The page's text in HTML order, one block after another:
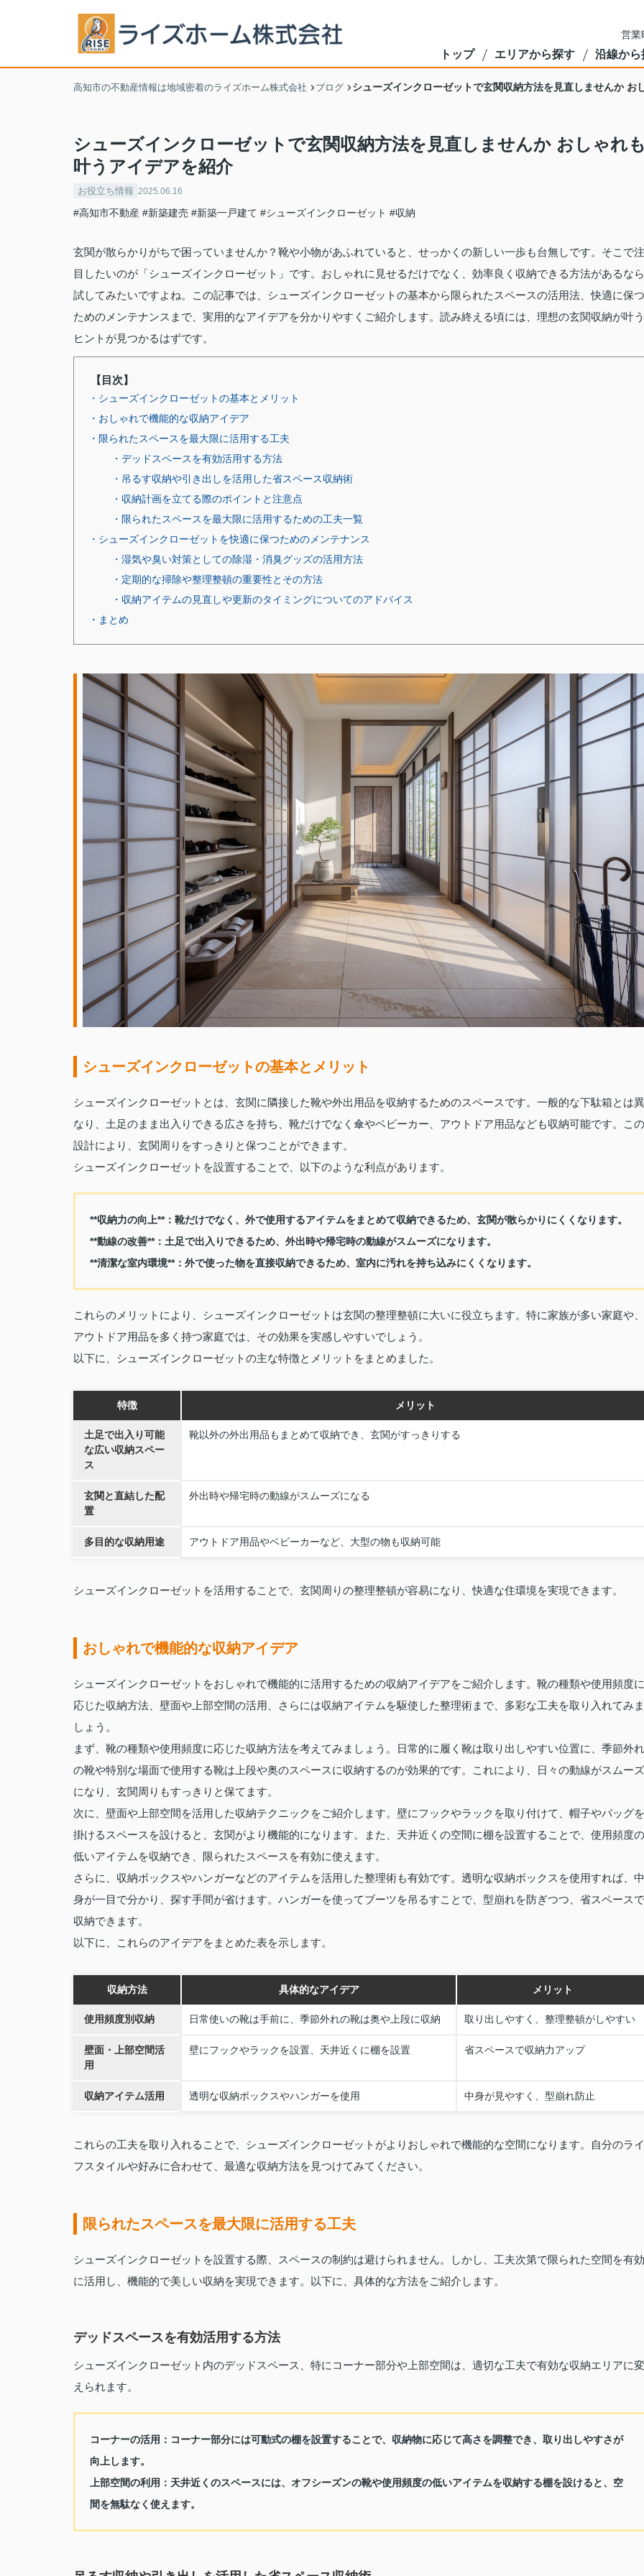
営
トップ エリアから探す 沿線から
高知市の不動産情報は地域密着のライズホーム株式会社 ブログ シューズインクローゼットで玄関収納方法を見直しませんか お
シューズインクローゼットで玄関収納方法を見直しませんか おしゃれ
叶うアイデアを紹介
お役立ち情報 2025.06.16
#高知市不動産 #新築建売 #新築一戸建て #シューズインクローゼット #収納
玄関が散らかりがちで困っていませんか？靴や小物があふれていると、せっかくの新しい一歩も台無しです。そこで注
目したいのが「シューズインクローゼット」です。おしゃれに見せるだけでなく、効率良く収納できる方法があるなら
試してみたいですよね。この記事では、シューズインクローゼットの基本から限られたスペースの活用法、快適に保つ
ためのメンテナンスまで、実用的なアイデアを分かりやすくご紹介します。読み終える頃には、理想の玄関収納が叶う
ヒントが見つかるはずです。
【目次】
・シューズインクローゼットの基本とメリット
・おしゃれで機能的な収納アイデア
・限られたスペースを最大限に活用する工夫
・デッドスペースを有効活用する方法
・吊るす収納や引き出しを活用した省スペース収納術
・収納計画を立てる際のポイントと注意点
・限られたスペースを最大限に活用するための工夫一覧
・シューズインクローゼットを快適に保つためのメンテナンス
・湿気や臭い対策としての除湿・消臭グッズの活用方法
・定期的な掃除や整理整頓の重要性とその方法
・収納アイテムの見直しや更新のタイミングについてのアドバイス
・まとめ
シューズインクローゼットの基本とメリット
シューズインクローゼットとは、玄関に隣接した靴や外出用品を収納するためのスペースです。一般的な下駄箱とは異
なり、土足のまま出入りできる広さを持ち、靴だけでなく傘やベビーカー、アウトドア用品なども収納可能です。この
設計により、玄関周りをすっきりと保つことができます。
シューズインクローゼットを設置することで、以下のような利点があります。
**収納力の向上**：靴だけでなく、外で使用するアイテムをまとめて収納できるため、玄関が散らかりにくくなります。
**動線の改善**：土足で出入りできるため、外出時や帰宅時の動線がスムーズになります。
**清潔な室内環境**：外で使った物を直接収納できるため、室内に汚れを持ち込みにくくなります。
これらのメリットにより、シューズインクローゼットは玄関の整理整頓に大いに役立ちます。特に家族が多い家庭や、
アウトドア用品を多く持つ家庭では、その効果を実感しやすいでしょう。
以下に、シューズインクローゼットの主な特徴とメリットをまとめました。
特徴 メリット
土足で出入り可能
な広い収納スペー
ス
靴以外の外出用品もまとめて収納でき、玄関がすっきりする
玄関と直結した配
置
外出時や帰宅時の動線がスムーズになる
多目的な収納用途 アウトドア用品やベビーカーなど、大型の物も収納可能
シューズインクローゼットを活用することで、玄関周りの整理整頓が容易になり、快適な住環境を実現できます。
おしゃれで機能的な収納アイデア
シューズインクローゼットをおしゃれで機能的に活用するための収納アイデアをご紹介します。靴の種類や使用頻度に
応じた収納方法、壁面や上部空間の活用、さらには収納アイテムを駆使した整理術まで、多彩な工夫を取り入れてみま
しょう。
まず、靴の種類や使用頻度に応じた収納方法を考えてみましょう。日常的に履く靴は取り出しやすい位置に、季節外れ
の靴や特別な場面で使用する靴は上段や奥のスペースに収納するのが効果的です。これにより、日々の動線がスムーズ
になり、玄関周りもすっきりと保てます。
次に、壁面や上部空間を活用した収納テクニックをご紹介します。壁にフックやラックを取り付けて、帽子やバッグを
掛けるスペースを設けると、玄関がより機能的になります。また、天井近くの空間に棚を設置することで、使用頻度の
低いアイテムを収納でき、限られたスペースを有効に使えます。
さらに、収納ボックスやハンガーなどのアイテムを活用した整理術も有効です。透明な収納ボックスを使用すれば、中
身が一目で分かり、探す手間が省けます。ハンガーを使ってブーツを吊るすことで、型崩れを防ぎつつ、省スペースで
収納できます。
以下に、これらのアイデアをまとめた表を示します。
収納方法 具体的なアイデア メリット
使用頻度別収納 日常使いの靴は手前に、季節外れの靴は奥や上段に収納 取り出しやすく、整理整頓がしやすい
壁面・上部空間活
用
壁にフックやラックを設置、天井近くに棚を設置 省スペースで収納力アップ
収納アイテム活用 透明な収納ボックスやハンガーを使用 中身が見やすく、型崩れ防止
これらの工夫を取り入れることで、シューズインクローゼットがよりおしゃれで機能的な空間になります。自分のライ
フスタイルや好みに合わせて、最適な収納方法を見つけてみてください。
限られたスペースを最大限に活用する工夫
シューズインクローゼットを設置する際、スペースの制約は避けられません。しかし、工夫次第で限られた空間を有効
に活用し、機能的で美しい収納を実現できます。以下に、具体的な方法をご紹介します。
デッドスペースを有効活用する方法
シューズインクローゼット内のデッドスペース、特にコーナー部分や上部空間は、適切な工夫で有効な収納エリアに変
えられます。
コーナーの活用： コーナー部分には可動式の棚を設置することで、収納物に応じて高さを調整でき、取り出しやすさが
向上します。
上部空間の利用： 天井近くのスペースには、オフシーズンの靴や使用頻度の低いアイテムを収納する棚を設けると、空
間を無駄なく使えます。